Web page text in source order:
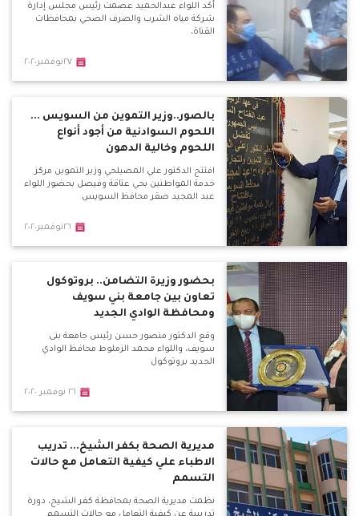
أكد اللواء عبدالحميد عصمت رئيس مجلس إدارة
شركة مياه الشرب والصرف الصحي بمحافظات
القناة،
٢٧نوفمبر٢٠٢٠
بالصور..وزير التموين من السويس ...
اللحوم السوادنية من أجود أنواع
اللحوم وخالية الدهون
افتتح الدكتور علي المصيلحي وزير التموين مركز
خدمة المواطنين بحي عتاقة وفيصل بحضور اللواء
عبد المجيد صقر محافظ السويس
٢٦نوفمبر٢٠٢٠
بحضور وزيرة التضامن.. بروتوكول
تعاون بين جامعة بني سويف
ومحافظة الوادي الجديد
وقع الدكتور منصور حسن رئيس جامعة بنى
سويف، واللواء محمد الزملوط محافظ الوادي
الجديد بروتوكول
٢٦ نوفمبر ٢٠٢٠
مديرية الصحة بكفر الشيخ... تدريب
الاطباء علي كيفية التعامل مع حالات
التسمم
نظمت مديرية الصحة بمحافظة كفر الشيخ، دورة